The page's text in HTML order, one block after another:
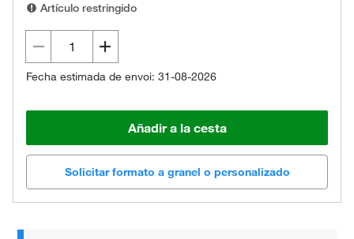
Artículo restringido
Fecha estimada de envoi: 31-08-2026
Añadir a la cesta
Solicitar formato a granel o personalizado